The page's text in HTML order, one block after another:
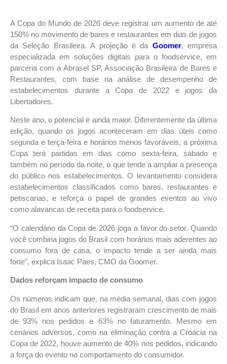
A Copa do Mundo de 2026 deve registrar um aumento de até
150% no movimento de bares e restaurantes em dias de jogos
da Seleção Brasileira. A projeção é da Goomer, empresa
especializada em soluções digitais para o foodservice, em
parceria com a Abrasel SP, Associação Brasileira de Bares e
Restaurantes, com base na análise de desempenho de
estabelecimentos durante a Copa de 2022 e jogos da
Libertadores.
Neste ano, o potencial é ainda maior. Diferentemente da última
edição, quando os jogos aconteceram em dias úteis como
segunda e terça-feira e horários menos favoráveis, a próxima
Copa terá partidas em dias como sexta-feira, sábado e
também no período da noite, o que tende a ampliar a presença
do público nos estabelecimentos. O levantamento considera
estabelecimentos classificados como bares, restaurantes e
petiscarias, e reforça o papel de grandes eventos ao vivo
como alavancas de receita para o foodservice.
“O calendário da Copa de 2026 joga a favor do setor. Quando
você combina jogos do Brasil com horários mais aderentes ao
consumo fora de casa, o impacto tende a ser ainda mais
forte”, explica Isaac Paes, CMO da Goomer.
Dados reforçam impacto de consumo
Os números indicam que, na média semanal, dias com jogos
do Brasil em anos anteriores registraram crescimento de mais
de 93% nos pedidos e 63% no faturamento. Mesmo em
cenários adversos, como na eliminação contra a Croácia na
Copa de 2022, houve aumento de 40% nos pedidos, indicando
a força do evento no comportamento do consumidor.